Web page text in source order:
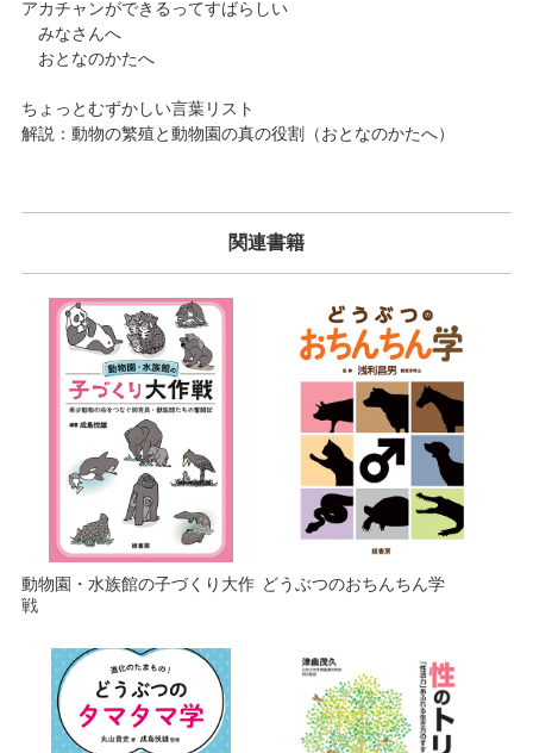
アカチャンができるってすばらしい
みなさんへ
おとなのかたへ
ちょっとむずかしい言葉リスト
解説：動物の繁殖と動物園の真の役割（おとなのかたへ）
関連書籍
動物園・水族館の子づくり大作
戦
どうぶつのおちんちん学